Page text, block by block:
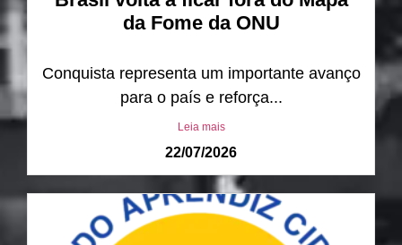
da Fome da ONU
Conquista representa um importante avanço
para o país e reforça...
Leia mais
22/07/2026